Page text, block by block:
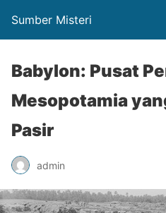
Sumber Misteri
Babylon: Pusat
Mesopotamia
Pasir
admin